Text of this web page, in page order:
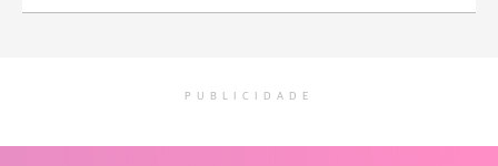
PUBLICIDADE